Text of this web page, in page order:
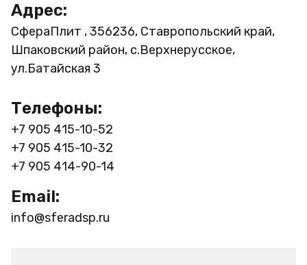
Адрес:
СфераПлит , 356236, Ставропольский край,
Шпаковский район, с.Верхнерусское,
ул.Батайская 3
Телефоны:
+7 905 415-10-52
+7 905 415-10-32
+7 905 414-90-14
Email:
info@sferadsp.ru